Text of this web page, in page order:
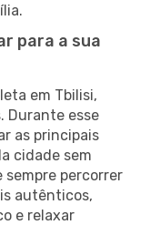
para a sua
em Tbilisi,
Durante esse
as principais
cidade sem
sempre percorrer
autênticos,
e relaxar